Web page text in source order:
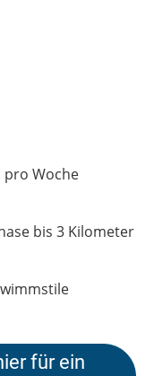
pro Woche
bis 3 Kilometer
für ein